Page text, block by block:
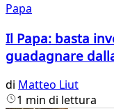
Papa
Il Papa: basta
guadagnare
di Matteo Liut
1 min di lettura